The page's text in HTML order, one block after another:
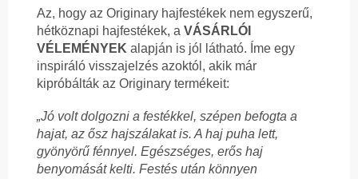
Az, hogy az Originary hajfestékek nem egyszerű,
hétköznapi hajfestékek, a VÁSÁRLÓI
VÉLEMÉNYEK alapján is jól látható. Íme egy
inspiráló visszajelzés azoktól, akik már
kipróbálták az Originary termékeit:
„Jó volt dolgozni a festékkel, szépen befogta a
hajat, az ősz hajszálakat is. A haj puha lett,
gyönyörű fénnyel. Egészséges, erős haj
benyomását kelti. Festés után könnyen